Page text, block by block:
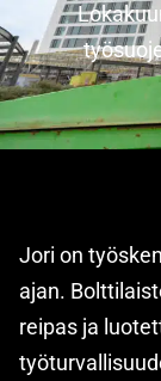
Jori on
ajan.
reipas ja